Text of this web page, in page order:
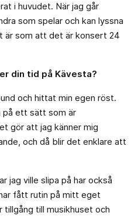
i huvudet. När jag går
som spelar och kan lyssna
är som att det är konsert 24
din tid på Kävesta?
och hittat min egen röst.
på ett sätt som är
gör att jag känner mig
och då blir det enklare att
jag ville slipa på har också
fått rutin på mitt eget
tillgång till musikhuset och